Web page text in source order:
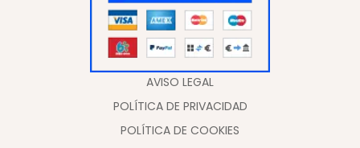
AVISO LEGAL
POLÍTICA DE PRIVACIDAD
POLÍTICA DE COOKIES